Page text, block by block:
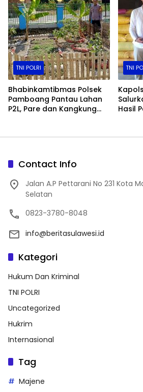
TNI POLRI
Bhabinkamtibmas Polsek
Pamboang Pantau Lahan
P2L, Pare dan Kangkung
TNI
Hasil
Contact Info
Jalan A.P Pettarani No 231 Kota
Selatan
0823-3780-8048
info@beritasulawesi.id
Kategori
Hukum Dan Kriminal
TNI POLRI
Uncategorized
Hukrim
Internasional
Tag
Majene